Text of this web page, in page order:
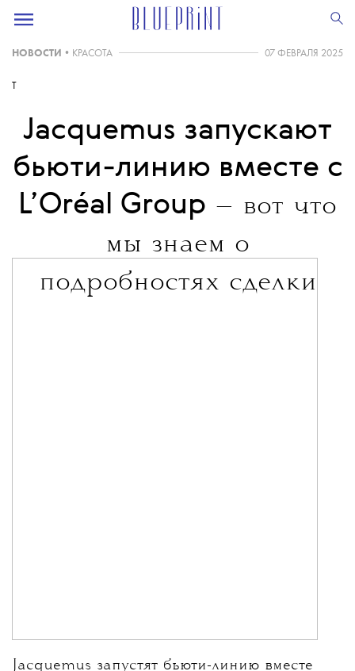
НОВОСТИ • КРАСОТА 07 ФЕВРАЛЯ 2025
T
Jacquemus запускают
бьюти-линию вместе с
L’Oréal Group — вот что
мы знаем о
подробностях сделки
Jacquemus запустят бьюти-линию вместе